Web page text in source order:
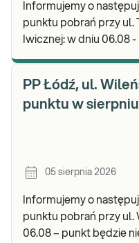
Informujemy o
punktu pobrań przy ul.
Iwicznej: w dniu 06.08 - pobrania materiału do badań
PP Łódź, ul.
punktu w
05 sierpnia 2026
Informujemy o
punktu pobrań przy ul.
06.08 – punkt będzie nieczynny.